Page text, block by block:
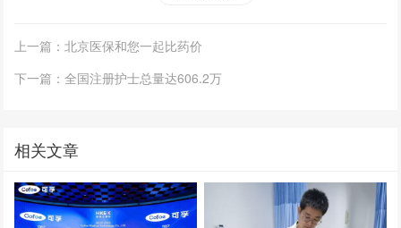
上一篇：北京医保和您一起比药价
下一篇：全国注册护士总量达606.2万
相关文章